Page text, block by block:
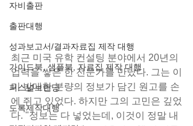
자비출판
출판대행
성과보고서/결과자료집 제작 대행
가이드북, 샘플북, 자료집 제작 대행
퍼스널브랜딩
도록제작대행
최근 미국 유학 컨설팅 분야에서 20년의
업력을 쌓은 한 전문가를 만났다. 그는 이
미 방대한 분량의 정보가 담긴 원고를 손
에 쥐고 있었다. 하지만 그의 고민은 깊었
다. "정보는 다 넣었는데, 이것이 정말 내